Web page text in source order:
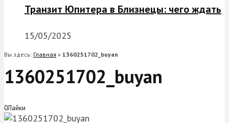
Транзит Юпитера в Близнецы: чего ждать
15/05/2025
Вы здесь: Главная » 1360251702_buyan
1360251702_buyan
0Лайки